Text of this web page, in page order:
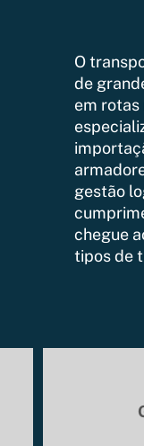
O
de
em rotas
gestão
chegue
tipos de